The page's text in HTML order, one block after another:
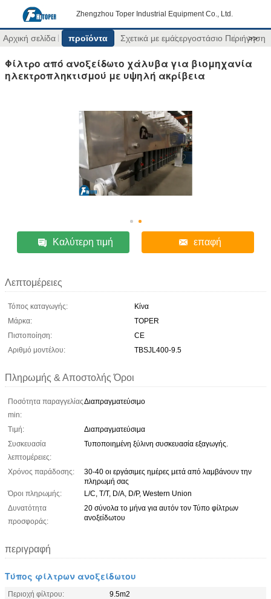
Zhengzhou Toper Industrial Equipment Co., Ltd.
Αρχική σελίδα προϊόντα Σχετικά με εμάςεργοστάσιο Περιήγηση
>>
Φίλτρο από ανοξείδωτο χάλυβα για βιομηχανία
ηλεκτροπληκτισμού με υψηλή ακρίβεια
Καλύτερη τιμή επαφή
Λεπτομέρειες
Τόπος καταγωγής:
Κίνα
Μάρκα:
TOPER
Πιστοποίηση:
CE
Αριθμό μοντέλου:
TBSJL400-9.5
Πληρωμής & Αποστολής Όροι
Ποσότητα παραγγελίας
min:
Διαπραγματεύσιμο
Τιμή:
Διαπραγματεύσιμα
Συσκευασία
λεπτομέρειες:
Τυποποιημένη ξύλινη συσκευασία εξαγωγής.
Χρόνος παράδοσης:
30-40 οι εργάσιμες ημέρες μετά από λαμβάνουν την
πληρωμή σας
Όροι πληρωμής:
L/C, T/T, D/A, D/P, Western Union
Δυνατότητα
προσφοράς:
20 σύνολα το μήνα για αυτόν τον Τύπο φίλτρων
ανοξείδωτου
περιγραφή
Τύπος φίλτρων ανοξείδωτου
Περιοχή φίλτρου:
9.5m2